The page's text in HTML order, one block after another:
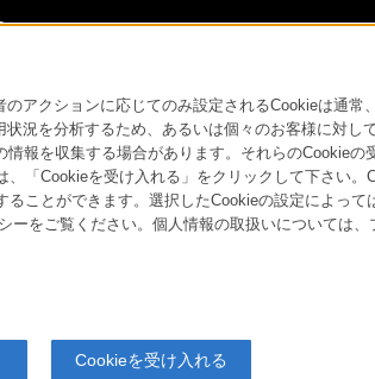
リッドライン カスタム設定方法
アクションに応じてのみ設定されるCookieは通常
況を分析するため、あるいは個々のお客様に対し
報を収集する場合があります。それらのCookieの
「Cookieを受け入れる」をクリックして下さい。
ことができます。選択したCookieの設定によって
をご覧ください。個人情報の取扱いについては、
Cookieを受け入れる